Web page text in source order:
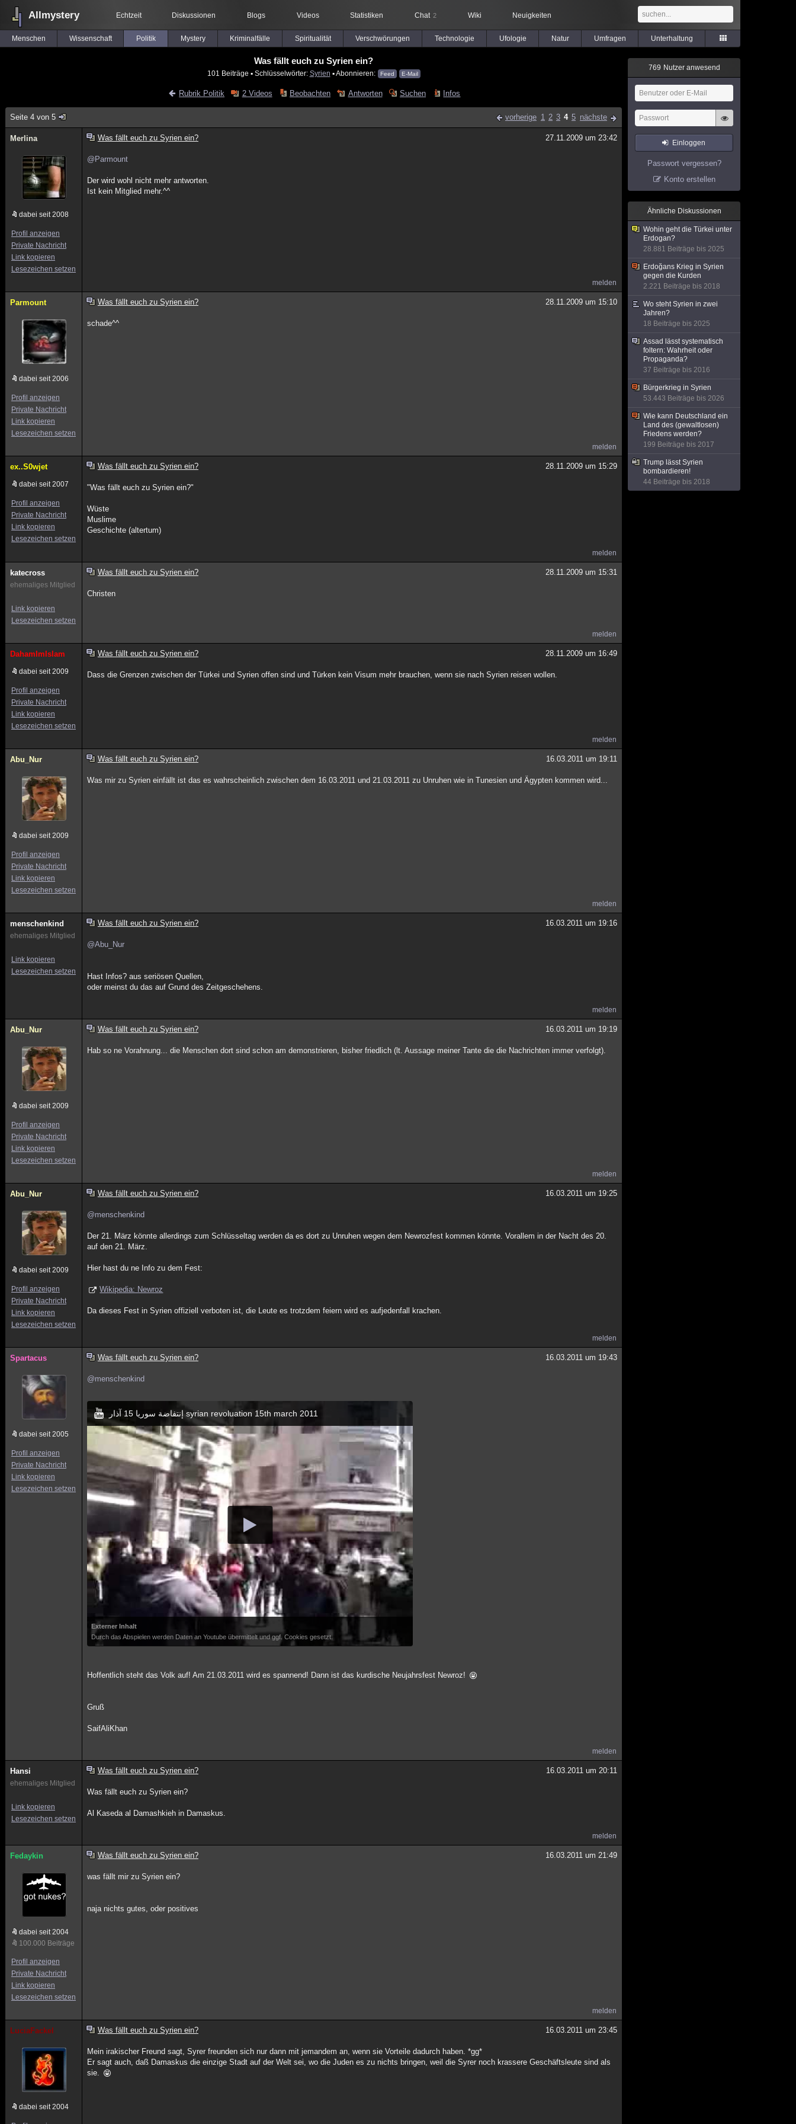
Allmystery Echtzeit Diskussionen Blogs Videos Statistiken Chat 2 Wiki Neuigkeiten
Menschen Wissenschaft Politik Mystery Kriminalfälle Spiritualität Verschwörungen Technologie Ufologie Natur Umfragen Unterhaltung
Was fällt euch zu Syrien ein?
101 Beiträge ▪ Schlüsselwörter: Syrien ▪ Abonnieren: Feed E-Mail
Rubrik Politik 2 Videos Beobachten Antworten Suchen Infos
Seite 4 von 5 vorherige 1 2 3 4 5 nächste
Merlina
dabei seit 2008
Profil anzeigen
Private Nachricht
Link kopieren
Lesezeichen setzen
Was fällt euch zu Syrien ein? 27.11.2009 um 23:42
@Parmount
Der wird wohl nicht mehr antworten.
Ist kein Mitglied mehr.^^
melden
Parmount
dabei seit 2006
Profil anzeigen
Private Nachricht
Link kopieren
Lesezeichen setzen
Was fällt euch zu Syrien ein? 28.11.2009 um 15:10
schade^^
melden
ex..S0wjet
dabei seit 2007
Profil anzeigen
Private Nachricht
Link kopieren
Lesezeichen setzen
Was fällt euch zu Syrien ein? 28.11.2009 um 15:29
"Was fällt euch zu Syrien ein?"
Wüste
Muslime
Geschichte (altertum)
melden
katecross
ehemaliges Mitglied
Link kopieren
Lesezeichen setzen
Was fällt euch zu Syrien ein? 28.11.2009 um 15:31
Christen
melden
DahamImIslam
dabei seit 2009
Profil anzeigen
Private Nachricht
Link kopieren
Lesezeichen setzen
Was fällt euch zu Syrien ein? 28.11.2009 um 16:49
Dass die Grenzen zwischen der Türkei und Syrien offen sind und Türken kein Visum mehr brauchen, wenn sie nach Syrien reisen wollen.
melden
Abu_Nur
dabei seit 2009
Profil anzeigen
Private Nachricht
Link kopieren
Lesezeichen setzen
Was fällt euch zu Syrien ein? 16.03.2011 um 19:11
Was mir zu Syrien einfällt ist das es wahrscheinlich zwischen dem 16.03.2011 und 21.03.2011 zu Unruhen wie in Tunesien und Ägypten kommen wird...
melden
menschenkind
ehemaliges Mitglied
Link kopieren
Lesezeichen setzen
Was fällt euch zu Syrien ein? 16.03.2011 um 19:16
@Abu_Nur
Hast Infos? aus seriösen Quellen,
oder meinst du das auf Grund des Zeitgeschehens.
melden
Abu_Nur
dabei seit 2009
Profil anzeigen
Private Nachricht
Link kopieren
Lesezeichen setzen
Was fällt euch zu Syrien ein? 16.03.2011 um 19:19
Hab so ne Vorahnung... die Menschen dort sind schon am demonstrieren, bisher friedlich (lt. Aussage meiner Tante die die Nachrichten immer verfolgt).
melden
Abu_Nur
dabei seit 2009
Profil anzeigen
Private Nachricht
Link kopieren
Lesezeichen setzen
Was fällt euch zu Syrien ein? 16.03.2011 um 19:25
@menschenkind
Der 21. März könnte allerdings zum Schlüsseltag werden da es dort zu Unruhen wegen dem Newrozfest kommen könnte. Vorallem in der Nacht des 20.
auf den 21. März.
Hier hast du ne Info zu dem Fest:
Wikipedia: Newroz
Da dieses Fest in Syrien offiziell verboten ist, die Leute es trotzdem feiern wird es aufjedenfall krachen.
melden
Spartacus
dabei seit 2005
Profil anzeigen
Private Nachricht
Link kopieren
Lesezeichen setzen
Was fällt euch zu Syrien ein? 16.03.2011 um 19:43
@menschenkind
إنتفاضة سوريا 15 آذار syrian revoluation 15th march 2011
Externer Inhalt
Durch das Abspielen werden Daten an Youtube übermittelt und ggf. Cookies gesetzt.
Hoffentlich steht das Volk auf! Am 21.03.2011 wird es spannend! Dann ist das kurdische Neujahrsfest Newroz!
Gruß
SaifAliKhan
melden
Hansi
ehemaliges Mitglied
Link kopieren
Lesezeichen setzen
Was fällt euch zu Syrien ein? 16.03.2011 um 20:11
Was fällt euch zu Syrien ein?
Al Kaseda al Damashkieh in Damaskus.
melden
Fedaykin
dabei seit 2004
100.000 Beiträge
Profil anzeigen
Private Nachricht
Link kopieren
Lesezeichen setzen
Was fällt euch zu Syrien ein? 16.03.2011 um 21:49
was fällt mir zu Syrien ein?
naja nichts gutes, oder positives
melden
LuciaFackel
dabei seit 2004
Was fällt euch zu Syrien ein? 16.03.2011 um 23:45
Mein irakischer Freund sagt, Syrer freunden sich nur dann mit jemandem an, wenn sie Vorteile dadurch haben. *gg*
Er sagt auch, daß Damaskus die einzige Stadt auf der Welt sei, wo die Juden es zu nichts bringen, weil die Syrer noch krassere Geschäftsleute sind als
sie.
769 Nutzer anwesend
Einloggen
Passwort vergessen?
Konto erstellen
Ähnliche Diskussionen
Wohin geht die Türkei unter
Erdogan?
28.881 Beiträge bis 2025
Erdoğans Krieg in Syrien
gegen die Kurden
2.221 Beiträge bis 2018
Wo steht Syrien in zwei
Jahren?
18 Beiträge bis 2025
Assad lässt systematisch
foltern: Wahrheit oder
Propaganda?
37 Beiträge bis 2016
Bürgerkrieg in Syrien
53.443 Beiträge bis 2026
Wie kann Deutschland ein
Land des (gewaltlosen)
Friedens werden?
199 Beiträge bis 2017
Trump lässt Syrien
bombardieren!
44 Beiträge bis 2018